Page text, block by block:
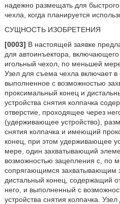
надежно размещать для быстрого
чехла, когда планируется
СУЩНОСТЬ ИЗОБРЕТЕНИЯ
[0003] В настоящей заявке
для автоинъектора,
игольный чехол, по меньшей
Узел для съема чехла включает в
выполненное с возможностью
проксимальный конец и
устройства снятия колпачка
отверстие, проходящее через
(удерживающее устройство),
снятия колпачка и имеющий
конец, при этом удерживающее
мере, один захватывающий
возможностью зацепления с, по
сопрягающимся захватывающим
дистальный конец, содержащий
него, и выполненный с
устройства снятия колпачка.